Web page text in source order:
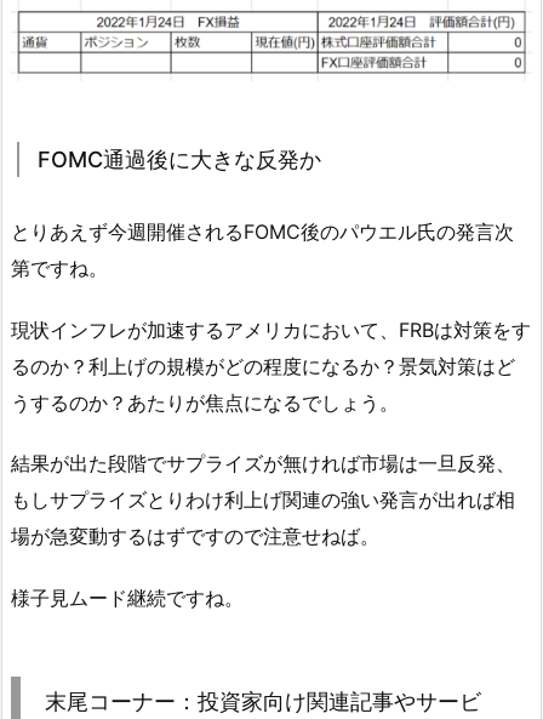
FOMC通過後に大きな反発か
とりあえず今週開催されるFOMC後のパウエル氏の発言次
第ですね。
現状インフレが加速するアメリカにおいて、FRBは対策をす
るのか？利上げの規模がどの程度になるか？景気対策はど
うするのか？あたりが焦点になるでしょう。
結果が出た段階でサプライズが無ければ市場は一旦反発、
もしサプライズとりわけ利上げ関連の強い発言が出れば相
場が急変動するはずですので注意せねば。
様子見ムード継続ですね。
末尾コーナー：投資家向け関連記事やサービ